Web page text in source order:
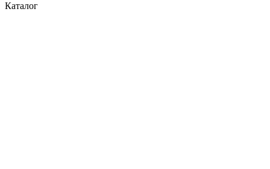
Каталог